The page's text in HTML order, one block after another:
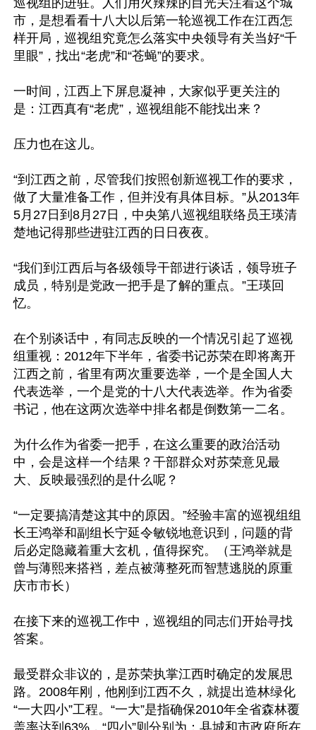
巡视组的进驻。人们用火辣辣的目光关注着这个城
市，是想看看十八大以后第一轮巡视工作在江西怎
样开局，巡视组究竟怎么落实中央领导有关当好“千
里眼”，找出“老虎”和“苍蝇”的要求。
一时间，江西上下屏息凝神，大家似乎更关注的
是：江西真有“老虎”，巡视组能不能找出来？
压力也在这儿。
“到江西之前，尽管我们按照创新巡视工作的要求，
做了大量准备工作，但并没有具体目标。”从2013年
5月27日到8月27日，中央第八巡视组联络员王瑛清
楚地记得那些进驻江西的日日夜夜。
“我们到江西后与各级领导干部进行谈话，领导班子
成员，特别是党政一把手是了解的重点。”王瑛回
忆。
在个别谈话中，有同志反映的一个情况引起了巡视
组重视：2012年下半年，省委书记苏荣在即将离开
江西之前，省里有两次重要选举，一个是全国人大
代表选举，一个是党的十八大代表选举。作为省委
书记，他在这两次选举中排名都是倒数第一二名。
为什么作为省委一把手，在这么重要的政治活动
中，会是这样一个结果？干部群众对苏荣意见最
大、反映最强烈的是什么呢？
“一定要搞清楚这其中的原因。”经验丰富的巡视组组
长王鸿举和副组长宁延令敏锐地意识到，问题的背
后必定隐藏着重大玄机，值得探究。（王鸿举就是
曾与薄熙来搭裆，差点被薄整死而智慧逃脱的原重
庆市市长）
在接下来的巡视工作中，巡视组的同志们开始寻找
答案。
最受群众非议的，是苏荣执掌江西时确定的发展思
路。2008年刚，他刚到江西不久，就提出造林绿化
“一大四小”工程。“一大”是指确保2010年全省森林覆
盖率达到63%，“四小”则分别为：县城和市政府所在